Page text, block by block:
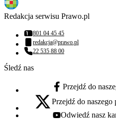
Redakcja serwisu Prawo.pl
Numer telefonu:
801 04 45 45
Adres email:
redakcja@prawo.pl
Numer telefonu:
22 535 88 00
Śledź nas
facebook - otwiera się w
Przejdź do
x - otwiera się w nowej karcie
Przejdź do
youtube - otwiera się w
Odwiedź nasz